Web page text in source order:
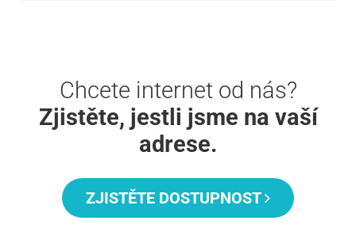
Chcete internet od nás?
Zjistěte, jestli jsme na vaší
adrese.
ZJISTĚTE DOSTUPNOST